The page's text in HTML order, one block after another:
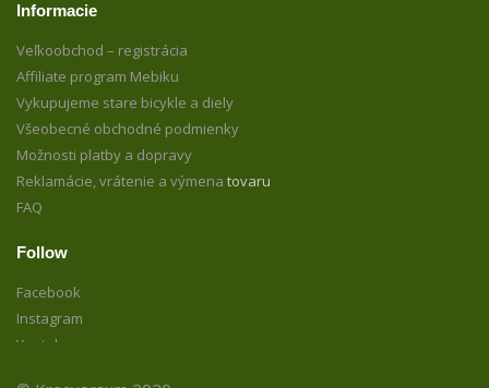
Informacie
Veľkoobchod – registrácia
Affiliate program Mebiku
Vykupujeme stare bicykle a diely
Všeobecné obchodné podmienky
Možnosti platby a dopravy
Reklamácie, vrátenie a výmena tovaru
FAQ
Follow
Facebook
Instagram
Youtube